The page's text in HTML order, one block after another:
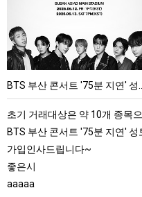
서
트
'75
분
BTS 부산 콘서트 '75분 지연' 성토…하이브 "큰 실망·불편" 사과
초기 거래대상은 약 10개 종목으로 시작해 최대 100개까지 확대할 방침이다. 구체적인 거래
BTS 부산 콘서트 '75분 지연'
가입인사드립니다~
좋은시
aaaaa